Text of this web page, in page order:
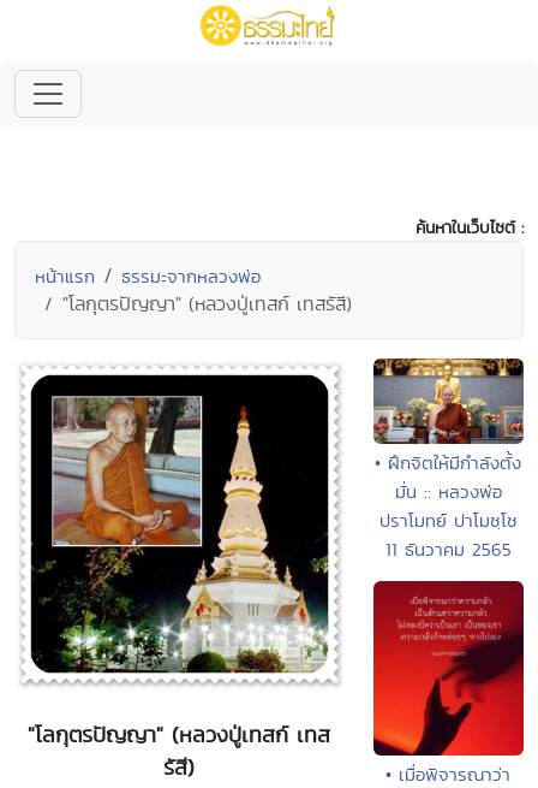
ค้นหาในเว็บไซต์ :
หน้าแรก ธรรมะจากหลวงพ่อ
"โลกุตรปัญญา" (หลวงปู่เทสก์ เทสรัสี)
"โลกุตรปัญญา" (หลวงปู่เทสก์ เทส
รัสี)
• ฝึกจิตให้มีกำลังตั้ง
มั่น :: หลวงพ่อ
ปราโมทย์ ปาโมชฺโช
11 ธันวาคม 2565
• เมื่อพิจารณาว่า